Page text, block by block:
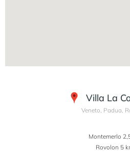
Villa La
Veneto, Padua,
Montemerlo
Rovolon 5